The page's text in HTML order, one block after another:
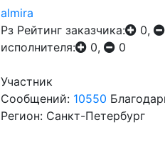
almira
Рз Рейтинг заказчика: 0,
исполнителя:
0, 0
Участник
Сообщений: 10550
Регион: Санкт-Петербург